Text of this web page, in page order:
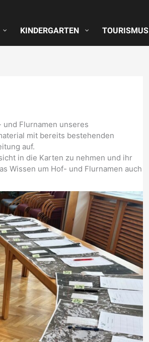
KINDERGARTEN TOURISMUS
Flurnamen unseres
mit bereits bestehenden
auf.
in die Karten zu nehmen und ihr
Wissen um Hof- und Flurnamen auch